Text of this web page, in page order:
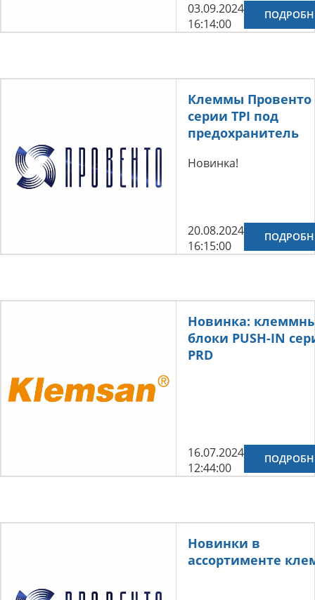
03.09.2024
16:14:00
Клеммы Провенто
серии TPI под
предохранитель
Новинка!
20.08.2024
16:15:00
Новинка:
блоки PUSH-IN
PRD
16.07.2024
12:44:00
Новинки в
ассортименте